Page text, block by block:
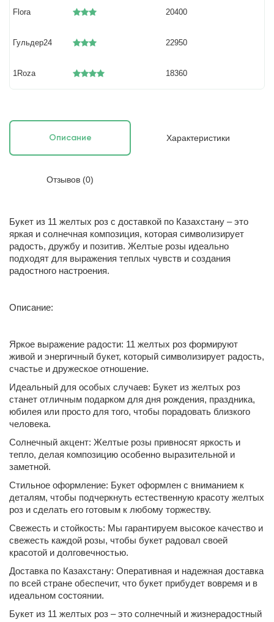
Flora 20400
Гульдер24 22950
1Roza 18360
Описание Характеристики
Отзывов (0)
Букет из 11 желтых роз с доставкой по Казахстану – это
яркая и солнечная композиция, которая символизирует
радость, дружбу и позитив. Желтые розы идеально
подходят для выражения теплых чувств и создания
радостного настроения.
Описание:
Яркое выражение радости: 11 желтых роз формируют
живой и энергичный букет, который символизирует радость,
счастье и дружеское отношение.
Идеальный для особых случаев: Букет из желтых роз
станет отличным подарком для дня рождения, праздника,
юбилея или просто для того, чтобы порадовать близкого
человека.
Солнечный акцент: Желтые розы привносят яркость и
тепло, делая композицию особенно выразительной и
заметной.
Стильное оформление: Букет оформлен с вниманием к
деталям, чтобы подчеркнуть естественную красоту желтых
роз и сделать его готовым к любому торжеству.
Свежесть и стойкость: Мы гарантируем высокое качество и
свежесть каждой розы, чтобы букет радовал своей
красотой и долговечностью.
Доставка по Казахстану: Оперативная и надежная доставка
по всей стране обеспечит, что букет прибудет вовремя и в
идеальном состоянии.
Букет из 11 желтых роз – это солнечный и жизнерадостный